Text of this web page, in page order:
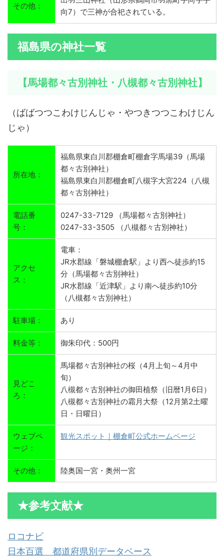
その他：
向7）で三神が合祀されている。
福島県の神社一覧
【馬場都々古別神社・八槻都々古別神社】
（ばばつつこわけじんじゃ・やつきつつこわけじん
じゃ）
所在地：
福島県東白川郡棚倉町棚倉字馬場39（馬場
都々古別神社）
福島県東白川郡棚倉町八槻字大宮224（八槻
都々古別神社）
電話番
号：
0247-33-7129 （馬場都々古別神社）
0247-33-3505 （八槻都々古別神社）
アクセ
ス：
電車：
JR水郡線「磐城棚倉駅」より西へ徒歩約15
分（馬場都々古別神社）
JR水郡線「近津駅」より南へ徒歩約10分
（八槻都々古別神社）
駐車場： あり
料金等： 御朱印代：500円
見どこ
ろ：
馬場都々古別神社の桜（4月上旬～4月中
旬）
八槻都々古別神社の御田植祭（旧暦1月6日）
八槻都々古別神社の霜月大祭（12月第2土曜
日・日曜日）
ウェブペ
ージ：
観光スポット｜棚倉町公式ホームページ
その他： 陸奥国一宮・奥州一宮
★参考文献★
ロコナビ
日本百選 都道府県別データベース